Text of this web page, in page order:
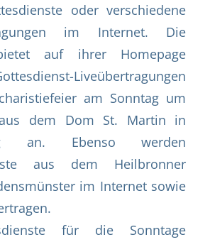
oder verschiedene
im Internet. Die
auf ihrer Homepage
Liveübertragungen
am Sonntag um
dem Dom St. Martin in
an. Ebenso werden
aus dem Heilbronner
im Internet sowie
für die Sonntage